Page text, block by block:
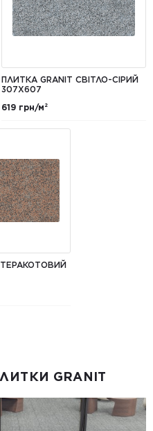
ПЛИТКА GRANIT СВІТЛО-СІРИЙ
307Х607
619 грн/м²
ТЕРАКОТОВИЙ
GRANIT